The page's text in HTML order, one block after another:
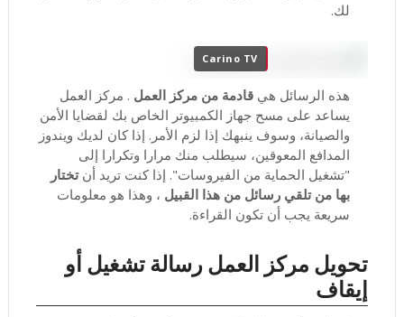
لك.
Carino TV
هذه الرسائل هي قادمة من مركز العمل . مركز العمل
يساعد على مسح جهاز الكمبيوتر الخاص بك لقضايا الأمن
والصيانة، وسوف ينبهك إذا لزم الأمر. إذا كان لديك ويندوز
المدافع المعوقين، سيطلب منك مرارا وتكرارا إلى
"تشغيل الحماية من الفيروسات". إذا كنت تريد أن تختار
بها من تلقي رسائل من هذا القبيل ، وهذا هو معلومات
سريعة يجب أن تكون القراءة.
تحويل مركز العمل رسالة تشغيل أو
إيقاف